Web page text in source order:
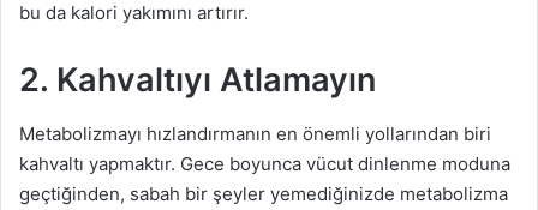
bu da kalori yakımını artırır.
2. Kahvaltıyı Atlamayın
Metabolizmayı hızlandırmanın en önemli yollarından biri
kahvaltı yapmaktır. Gece boyunca vücut dinlenme moduna
geçtiğinden, sabah bir şeyler yemediğinizde metabolizma